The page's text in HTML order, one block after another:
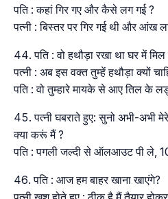
पति : कहां गिर गए और कैसे लग गई ?
पत्नी : बिस्तर पर गिर गई थी और आंख
पति : वो हथौड़ा रखा था घर में मिल
पत्नी : अब इस वक्त तुम्हें हथौड़ा क्यों
पति : वो तुम्हारे मायके से आए तिल के
पत्नी घबराते हुए: सुनो अभी-अभी
क्या करूं मैं ?
पति : पगली जल्दी से ऑलआउट पी ले,
पति : आज हम बाहर खाना खाएंगे?